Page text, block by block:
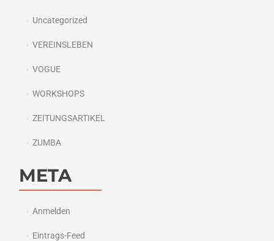
Uncategorized
VEREINSLEBEN
VOGUE
WORKSHOPS
ZEITUNGSARTIKEL
ZUMBA
META
Anmelden
Eintrags-Feed